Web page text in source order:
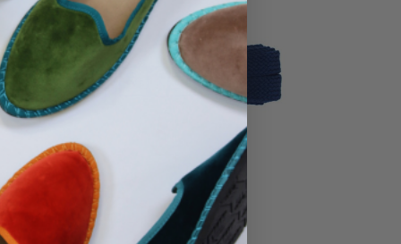
No hay productos en el carrito.